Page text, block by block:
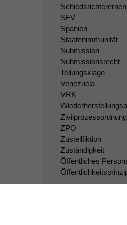
SFV
Spanien
Staatenimmunität
Submission
Submissionsrecht
Teilungsklage
Venezuela
VRK
Zivilprozessordnung
ZPO
Zustellfiktion
Zuständigkeit
Öffentliches